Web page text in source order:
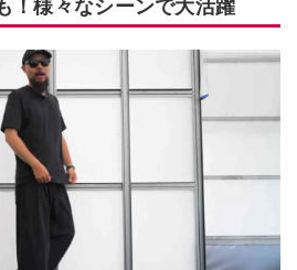
！様々なシーンで大活躍